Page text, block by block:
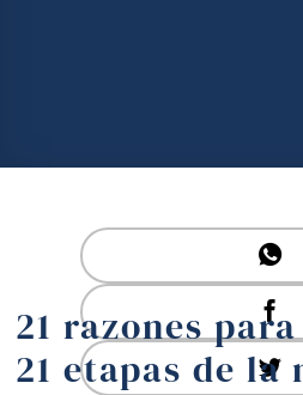
21 razones
21 etapas de la